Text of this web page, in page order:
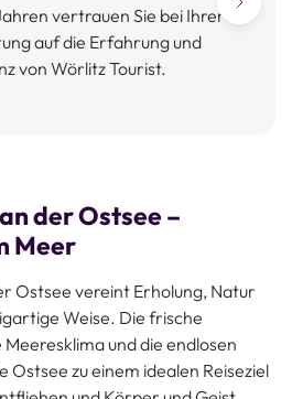
vertrauen Sie bei Ihrer
auf die Erfahrung und
von Wörlitz Tourist.
der Ostsee –
Meer
Ostsee vereint Erholung, Natur
Weise. Die frische
und die endlosen
Ostsee zu einem idealen Reiseziel